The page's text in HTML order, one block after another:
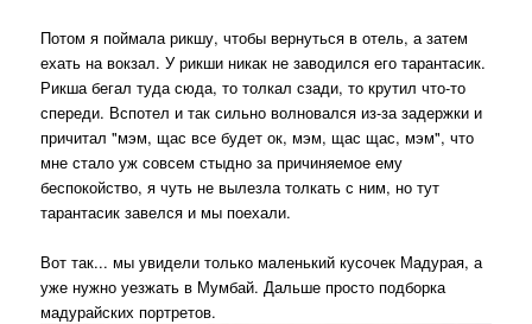
Потом я поймала рикшу, чтобы вернуться в отель, а затем
ехать на вокзал. У рикши никак не заводился его тарантасик.
Рикша бегал туда сюда, то толкал сзади, то крутил что-то
спереди. Вспотел и так сильно волновался из-за задержки и
причитал "мэм, щас все будет ок, мэм, щас щас, мэм", что
мне стало уж совсем стыдно за причиняемое ему
беспокойство, я чуть не вылезла толкать с ним, но тут
тарантасик завелся и мы поехали.
Вот так... мы увидели только маленький кусочек Мадурая, а
уже нужно уезжать в Мумбай. Дальше просто подборка
мадурайских портретов.